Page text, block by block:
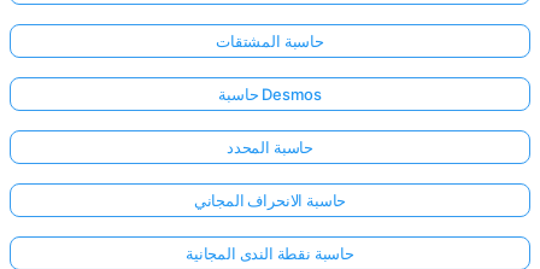
حاسبة المشتقات
حاسبة Desmos
حاسبة المحدد
حاسبة الانحراف المجاني
حاسبة نقطة الندى المجانية